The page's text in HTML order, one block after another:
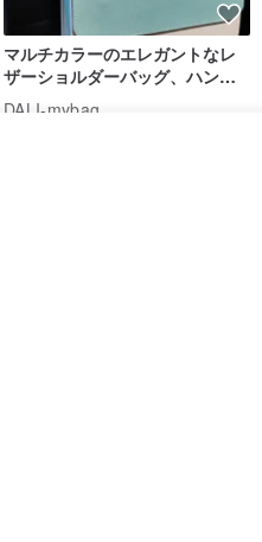
マルチカラーのエレガントなレ
ザーショルダーバッグ、ハンド
メイド
DALI-mybag